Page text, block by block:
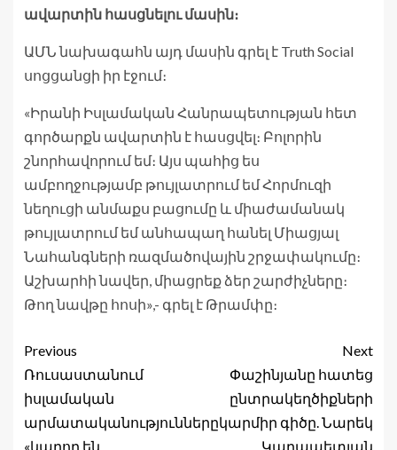
ավարտին հասցնելու մասին։
ԱՄՆ նախագահն այդ մասին գրել է Truth Social
սոցցանցի իր էջում։
«Իրանի Իսլամական Հանրապետության հետ
գործարքն ավարտին է հասցվել։ Բոլորին
շնորհավորում եմ։ Այս պահից ես
ամբողջությամբ թույլատրում եմ Հորմուզի
նեղուցի անմաքս բացումը և միաժամանակ
թույլատրում եմ անհապաղ հանել Միացյալ
Նահանգների ռազմածովային շրջափակումը։
Աշխարհի նավեր, միացրեք ձեր շարժիչները։
Թող նավթը հոսի»,- գրել է Թրամփը։
Previous
Ռուսաստանում
իսլամական
արմատականությունները
«կարող են
Next
Փաշինյանը հատեց
ընտրակեղծիքների
կարմիր գիծը. Նարեկ
Կարապետյան